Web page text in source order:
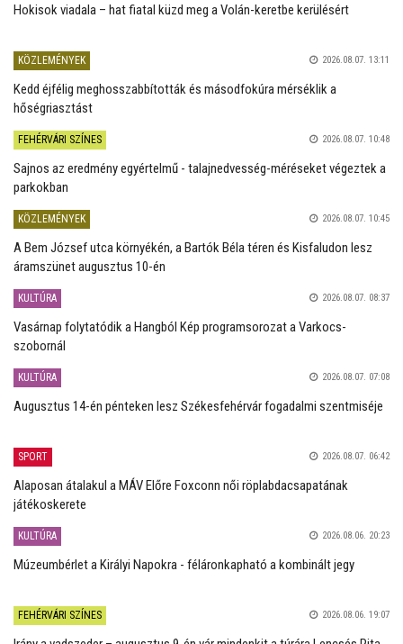
Hokisok viadala – hat fiatal küzd meg a Volán-keretbe kerülésért
KÖZLEMÉNYEK 2026.08.07. 13:11
Kedd éjfélig meghosszabbították és másodfokúra mérséklik a
hőségriasztást
FEHÉRVÁRI SZÍNES 2026.08.07. 10:48
Sajnos az eredmény egyértelmű - talajnedvesség-méréseket végeztek a
parkokban
KÖZLEMÉNYEK 2026.08.07. 10:45
A Bem József utca környékén, a Bartók Béla téren és Kisfaludon lesz
áramszünet augusztus 10-én
KULTÚRA 2026.08.07. 08:37
Vasárnap folytatódik a Hangból Kép programsorozat a Varkocs-
szobornál
KULTÚRA 2026.08.07. 07:08
Augusztus 14-én pénteken lesz Székesfehérvár fogadalmi szentmiséje
SPORT 2026.08.07. 06:42
Alaposan átalakul a MÁV Előre Foxconn női röplabdacsapatának
játékoskerete
KULTÚRA 2026.08.06. 20:23
Múzeumbérlet a Királyi Napokra - féláronkapható a kombinált jegy
FEHÉRVÁRI SZÍNES 2026.08.06. 19:07